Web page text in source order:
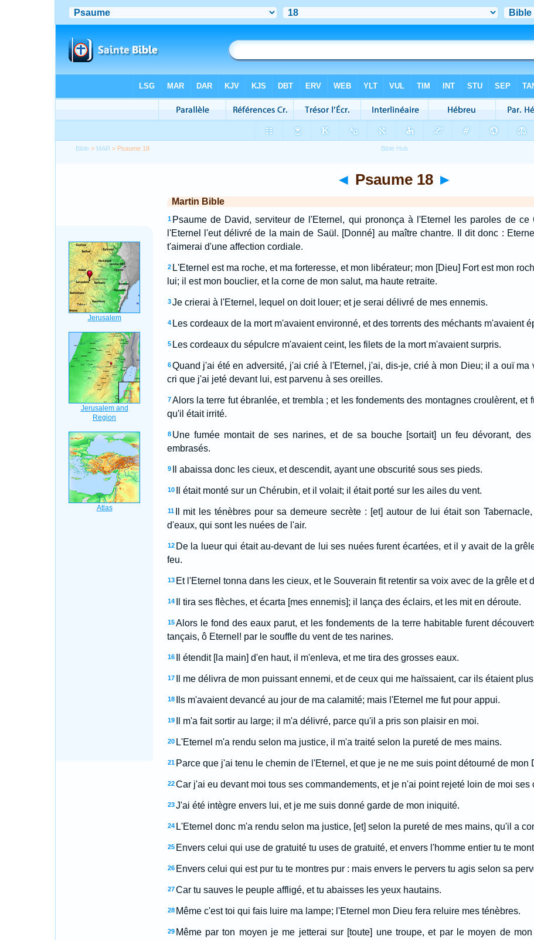
Bible > MAR > Psaume 18
◄ Psaume 18 ►
Martin Bible
1 Psaume de David, serviteur de l'Eternel, qui prononça à l'Eternel les paroles de ce
l'Eternel l'eut délivré de la main de Saül. [Donné] au maître chantre. Il dit donc :
t'aimerai d'une affection cordiale.
2 L'Eternel est ma roche, et ma forteresse, et mon libérateur; mon [Dieu] Fort est mon
lui; il est mon bouclier, et la corne de mon salut, ma haute retraite.
3 Je crierai à l'Eternel, lequel on doit louer; et je serai délivré de mes ennemis.
4 Les cordeaux de la mort m'avaient environné, et des torrents des méchants m'avaient
5 Les cordeaux du sépulcre m'avaient ceint, les filets de la mort m'avaient surpris.
6 Quand j'ai été en adversité, j'ai crié à l'Eternel, j'ai, dis-je, crié à mon Dieu; il a ouï ma
cri que j'ai jeté devant lui, est parvenu à ses oreilles.
7 Alors la terre fut ébranlée, et trembla ; et les fondements des montagnes croulèrent, et
qu'il était irrité.
8 Une fumée montait de ses narines, et de sa bouche [sortait] un feu dévorant,
embrasés.
9 Il abaissa donc les cieux, et descendit, ayant une obscurité sous ses pieds.
10 Il était monté sur un Chérubin, et il volait; il était porté sur les ailes du vent.
11
Il mit les ténèbres pour sa demeure secrète : [et] autour de lui était son
d'eaux, qui sont les nuées de l'air.
12 De la lueur qui était au-devant de lui ses nuées furent écartées, et il y avait de la
feu.
13 Et l'Eternel tonna dans les cieux, et le Souverain fit retentir sa voix avec de la grêle et
14 Il tira ses flèches, et écarta [mes ennemis]; il lança des éclairs, et les mit en déroute.
15 Alors le fond des eaux parut, et les fondements de la terre habitable furent
tançais, ô Eternel! par le souffle du vent de tes narines.
16 Il étendit [la main] d'en haut, il m'enleva, et me tira des grosses eaux.
17 Il me délivra de mon puissant ennemi, et de ceux qui me haïssaient, car ils étaient
18 Ils m'avaient devancé au jour de ma calamité; mais l'Eternel me fut pour appui.
19 Il m'a fait sortir au large; il m'a délivré, parce qu'il a pris son plaisir en moi.
20 L'Eternel m'a rendu selon ma justice, il m'a traité selon la pureté de mes mains.
21 Parce que j'ai tenu le chemin de l'Eternel, et que je ne me suis point détourné de mon
22 Car j'ai eu devant moi tous ses commandements, et je n'ai point rejeté loin de moi ses
23 J'ai été intègre envers lui, et je me suis donné garde de mon iniquité.
24 L'Eternel donc m'a rendu selon ma justice, [et] selon la pureté de mes mains, qu'il a
25 Envers celui qui use de gratuité tu uses de gratuité, et envers l'homme entier tu te
26 Envers celui qui est pur tu te montres pur : mais envers le pervers tu agis selon sa
27 Car tu sauves le peuple affligé, et tu abaisses les yeux hautains.
28 Même c'est toi qui fais luire ma lampe; l'Eternel mon Dieu fera reluire mes ténèbres.
29 Même par ton moyen je me jetterai sur [toute] une troupe, et par le moyen de